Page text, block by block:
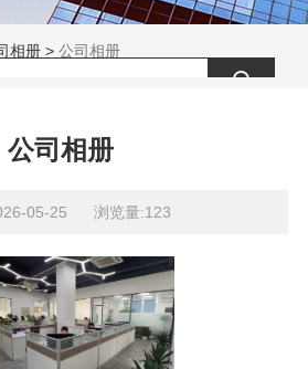
相册 > 公司相册
公司相册
05-25 浏览量:123